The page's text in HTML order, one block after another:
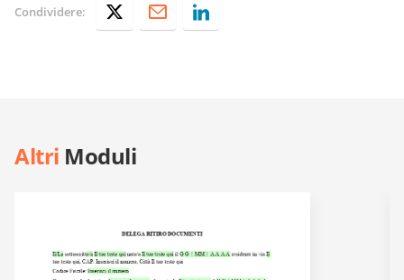
Condividere:
Altri Moduli